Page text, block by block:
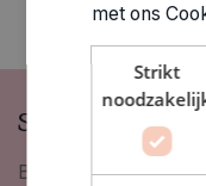
Schrijf je in op
Blijf op de hoogte
met ons
Strikt